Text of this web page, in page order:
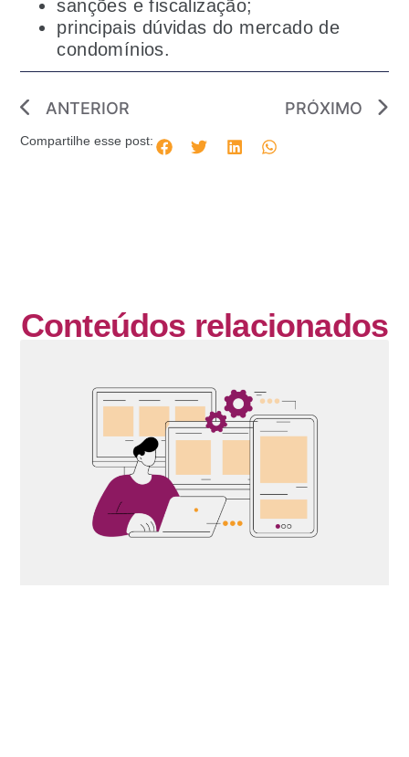
sanções e fiscalização;
principais dúvidas do mercado de
condomínios.
ANTERIOR PRÓXIMO
Compartilhe esse post:
Conteúdos relacionados